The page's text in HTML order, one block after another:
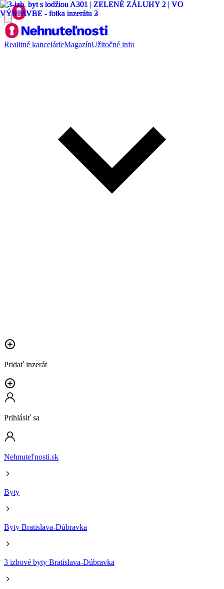
Realitné kancelárieMagazínUžitočné info
Pridať inzerát
Prihlásiť sa
Nehnuteľnosti.sk
Byty
Byty Bratislava-Dúbravka
3 izbové byty Bratislava-Dúbravka